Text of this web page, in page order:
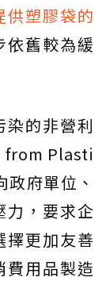
供塑膠袋的
依舊較為緩
的非營利
from Plasti
府單位、
力，要求企
擇更加友善
用品製造